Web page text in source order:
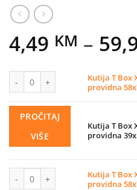
4,49 KM –
Kutija T Box XXL na točkiće 145 l
Kutija T Box
providna
PROČITAJ
VIŠE
Kutija T Box
providna
Kutija T Box XXM na točkiće 54 l
Kutija T Box
providna